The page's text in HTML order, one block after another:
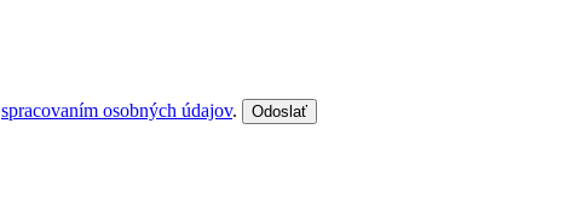
spracovaním osobných údajov. Odoslať